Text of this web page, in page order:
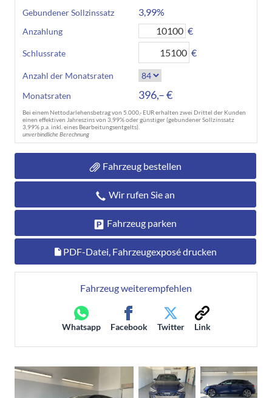
Gebundener Sollzinssatz 3,99%
Anzahlung €
Schlussrate €
Anzahl der Monatsraten
Monatsraten
396,– €
Bei einem Nettodarlehensbetrag von 5.000,- EUR erhalten zwei Drittel der Kunden
einen effektiven Jahreszins von 3,99% oder günstiger (gebundener Sollzinssatz
3,99% p.a. inkl. eines Bearbeitungsentgelts).
unverbindliche Berechnung
Fahrzeug bestellen
Wir rufen Sie an
Fahrzeug parken
PDF-Datei, Fahrzeugexposé drucken
Fahrzeug weiterempfehlen
Whatsapp Facebook Twitter Link